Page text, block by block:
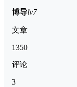
博导lv7
文章
1350
评论
3